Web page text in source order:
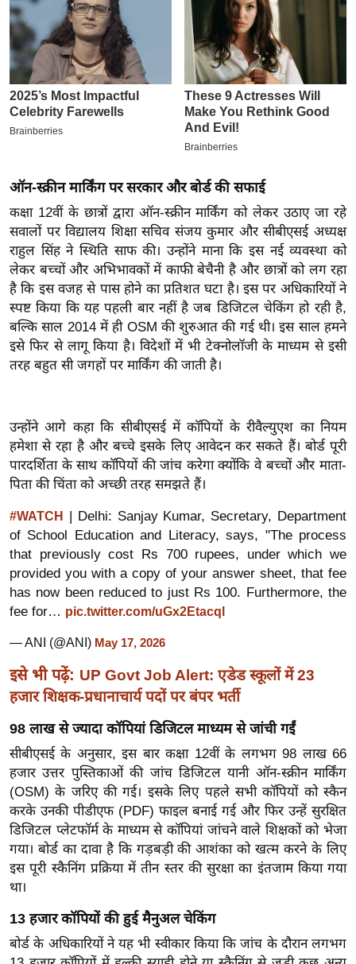
इ
म
ई
-
पे
प
सा
ल
बे
मि
सा
ल
श
ख्सि
यं
ग
इं
डि
या
सा
हि
त्य
ज
ग
त
ऑ
टो
व
र्ल्ड
न्यू
ज
ब्री
फ
म
नो
रं
न
ज
ऑन-स्क्रीन मार्किंग पर सरकार और बोर्ड की सफाई
कक्षा 12वीं के छात्रों द्वारा ऑन-स्क्रीन मार्किंग को लेकर उठाए जा रहे
सवालों पर विद्यालय शिक्षा सचिव संजय कुमार और सीबीएसई अध्यक्ष
राहुल सिंह ने स्थिति साफ की। उन्होंने माना कि इस नई व्यवस्था को
लेकर बच्चों और अभिभावकों में काफी बेचैनी है और छात्रों को लग रहा
है कि इस वजह से पास होने का प्रतिशत घटा है। इस पर अधिकारियों ने
स्पष्ट किया कि यह पहली बार नहीं है जब डिजिटल चेकिंग हो रही है,
बल्कि साल 2014 में ही OSM की शुरुआत की गई थी। इस साल हमने
इसे फिर से लागू किया है। विदेशों में भी टेक्नोलॉजी के माध्यम से इसी
तरह बहुत सी जगहों पर मार्किंग की जाती है।
उन्होंने आगे कहा कि सीबीएसई में कॉपियों के रीवैल्युएश का नियम
हमेशा से रहा है और बच्चे इसके लिए आवेदन कर सकते हैं। बोर्ड पूरी
पारदर्शिता के साथ कॉपियों की जांच करेगा क्योंकि वे बच्चों और माता-
पिता की चिंता को अच्छी तरह समझते हैं।
#WATCH
| Delhi: Sanjay Kumar, Secretary, Department
of School Education and Literacy, says, "The process
that previously cost Rs 700 rupees, under which we
provided you with a copy of your answer sheet, that fee
has now been reduced to just Rs 100. Furthermore, the
fee for… pic.twitter.com/uGx2Etacql
— ANI (@ANI) May 17, 2026
इसे भी पढ़ें: UP Govt Job Alert: एडेड स्कूलों में 23
हजार शिक्षक-प्रधानाचार्य पदों पर बंपर भर्ती
98 लाख से ज्यादा कॉपियां डिजिटल माध्यम से जांची गईं
सीबीएसई के अनुसार, इस बार कक्षा 12वीं के लगभग 98 लाख 66
हजार उत्तर पुस्तिकाओं की जांच डिजिटल यानी ऑन-स्क्रीन मार्किंग
(OSM) के जरिए की गई। इसके लिए पहले सभी कॉपियों को स्कैन
करके उनकी पीडीएफ (PDF) फाइल बनाई गई और फिर उन्हें सुरक्षित
डिजिटल प्लेटफॉर्म के माध्यम से कॉपियां जांचने वाले शिक्षकों को भेजा
गया। बोर्ड का दावा है कि गड़बड़ी की आशंका को खत्म करने के लिए
इस पूरी स्कैनिंग प्रक्रिया में तीन स्तर की सुरक्षा का इंतजाम किया गया
था।
13 हजार कॉपियों की हुई मैनुअल चेकिंग
बोर्ड के अधिकारियों ने यह भी स्वीकार किया कि जांच के दौरान लगभग